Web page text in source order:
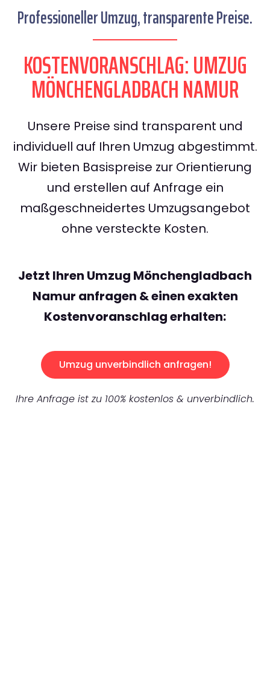
Professioneller Umzug, transparente Preise.
KOSTENVORANSCHLAG: UMZUG
MÖNCHENGLADBACH NAMUR
Unsere Preise sind transparent und
individuell auf Ihren Umzug abgestimmt.
Wir bieten Basispreise zur Orientierung
und erstellen auf Anfrage ein
maßgeschneidertes Umzugsangebot
ohne versteckte Kosten.
Jetzt Ihren Umzug Mönchengladbach
Namur anfragen & einen exakten
Kostenvoranschlag erhalten:
Umzug unverbindlich anfragen!
Ihre Anfrage ist zu 100% kostenlos & unverbindlich.